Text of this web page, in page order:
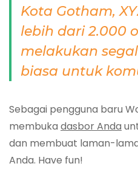
Kota Gotham,
lebih dari 2.000
melakukan
biasa untuk
Sebagai pengguna baru
membuka dasbor Anda
dan membuat laman-
Anda. Have fun!